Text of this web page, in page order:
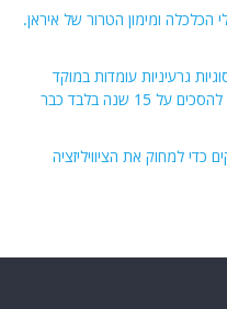
ומימון הטרור של איראן.
גרעיניות עומדות במוקד
השיחות בין ארה"ב לאיראן. ספוילר: מוכנים להסכים על 15 שנה בלבד כבר
כדי למחוק את הציוויליזציה